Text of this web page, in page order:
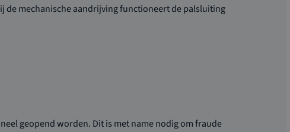
mechanische aandrijving functioneert de palsluiting
geopend worden. Dit is met name nodig om fraude